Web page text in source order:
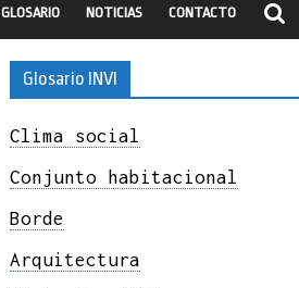
GLOSARIO NOTICIAS CONTACTO
Glosario INVI
Clima social
Conjunto habitacional
Borde
Arquitectura